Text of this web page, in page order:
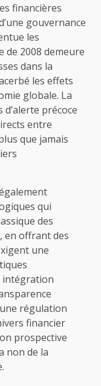
financières
gouvernance
les
de 2008 demeure
dans la
les effets
globale. La
d’alerte précoce
entre
que jamais
qui
des
en offrant des
une
intégration
régulation
financier
prospective
non de la